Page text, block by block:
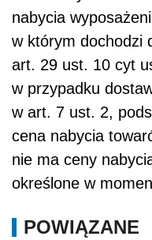
nabycia
w którym dochodzi
art. 29 ust. 10 cyt
w przypadku
w art. 7 ust. 2,
cena nabycia
nie ma ceny
określone w
POWIĄZANE